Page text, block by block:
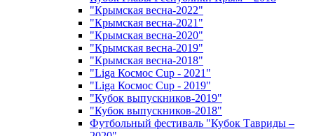
"Крымская весна-2022"
"Крымская весна-2021"
"Крымская весна-2020"
"Крымская весна-2019"
"Крымская весна-2018"
"Liga Космос Cup - 2021"
"Liga Космос Cup - 2019"
"Кубок выпускников-2019"
"Кубок выпускников-2018"
Футбольный фестиваль "Кубок Тавриды –